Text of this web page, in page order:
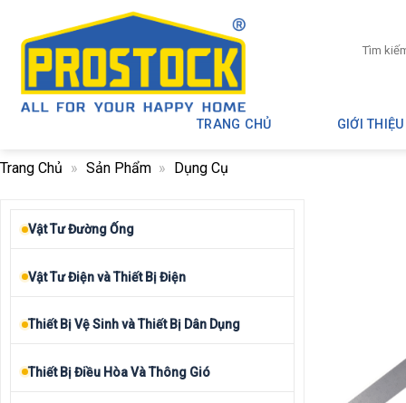
content
kiếm:
TRANG CHỦ GIỚI THIỆU
Trang Chủ » Sản Phẩm » Dụng Cụ
Vật Tư Đường Ống
Vật Tư Điện và Thiết Bị Điện
Thiết Bị Vệ Sinh và Thiết Bị Dân Dụng
Thiết Bị Điều Hòa Và Thông Gió